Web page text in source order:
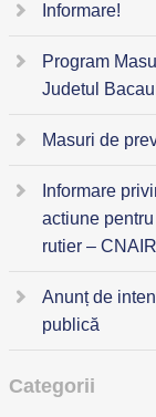
Informare!
Program
Judetul
Masuri de
Informare
actiune
rutier –
Anunț de
publică
Categorii